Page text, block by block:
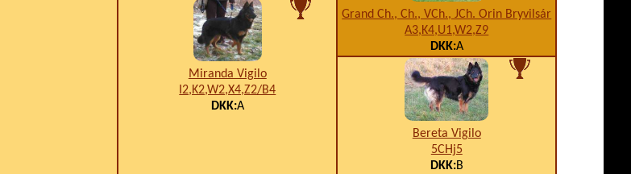
Miranda Vigilo
I2,K2,W2,X4,Z2/B4
DKK:A
Grand Ch., Ch., VCh., JCh. Orin Bryvilsár
A3,K4,U1,W2,Z9
DKK:A
Bereta Vigilo
5CHj5
DKK:B